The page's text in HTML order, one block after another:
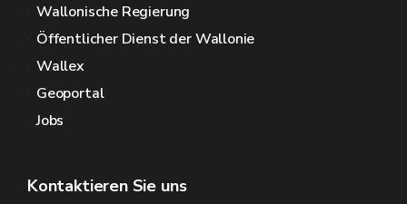
Wallonische Regierung
Öffentlicher Dienst der Wallonie
Wallex
Geoportal
Jobs
Kontaktieren Sie uns